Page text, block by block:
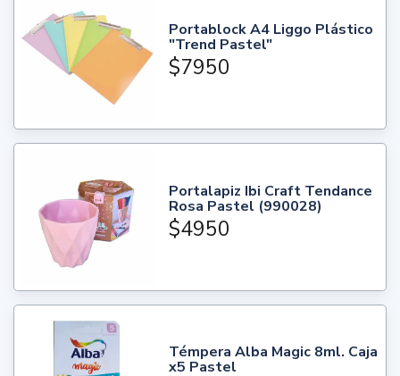
Portablock A4 Liggo Plástico
"Trend Pastel"
$7950
Portalapiz Ibi Craft Tendance
Rosa Pastel (990028)
$4950
Témpera Alba Magic 8ml. Caja
x5 Pastel